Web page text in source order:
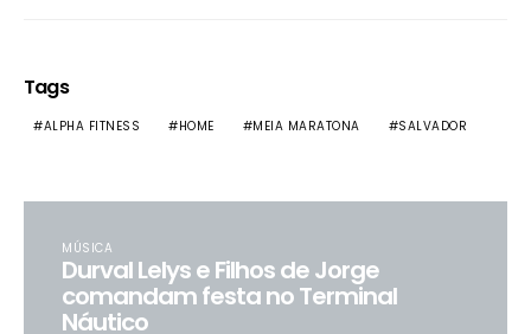
Tags
ALPHA FITNESS HOME MEIA MARATONA SALVADOR
MÚSICA
Durval Lelys e Filhos de Jorge
comandam festa no Terminal
Náutico